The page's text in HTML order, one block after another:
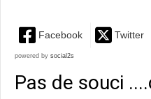
Facebook Twitter
powered by social2s
Pas de souci